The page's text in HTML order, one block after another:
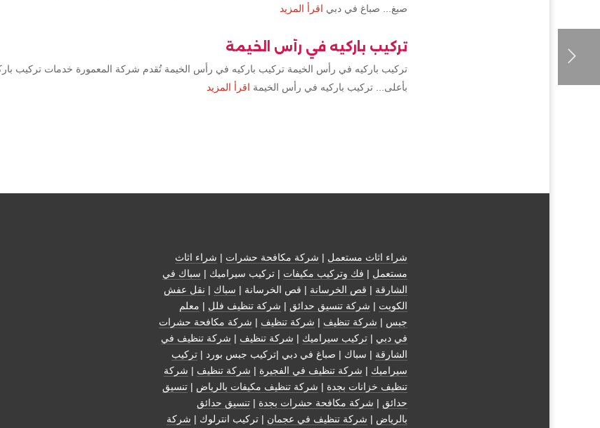
صبغ... صباغ في دبي اقرأ المزيد
تركيب باركيه في رأس الخيمة
تركيب باركيه في رأس الخيمة تركيب باركيه في رأس الخيمة تُقدم شركة المعمورة خدمات تركيب
بأعلى... تركيب باركيه في رأس الخيمة اقرأ المزيد
شراء اثاث مستعمل | شركة مكافحة حشرات | شراء اثاث
مستعمل | فك وتركيب مكيفات | تركيب سيراميك | سباك في
الشارقة | قص الخرسانة | قص الخرسانة | سباك | نقل عفش
الكويت | شركة تنسيق حدائق | شركة تنظيف فلل | معلم
جبس | شركة تنظيف | شركة تنظيف | شركة مكافحة حشرات
في دبي |تركيب سيراميك | شركة تنظيف | شركة تنظيف في
الشارقة | سباك | صباغ في دبي |تركيب جبس بورد |تركيب
سيراميك | شركة تنظيف في الفجيرة | شركة تنظيف | شركة
تنظيف خزانات بجدة | شركة تنظيف مكيفات بالرياض |تنسيق
حدائق | شركة مكافحة حشرات بجدة |تنسيق حدائق
بالرياض | شركة تنظيف في عجمان | تركيب انترلوك | شركة